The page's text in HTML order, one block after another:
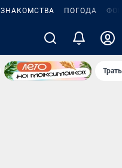
ЗНАКОМСТВА ПОГОДА